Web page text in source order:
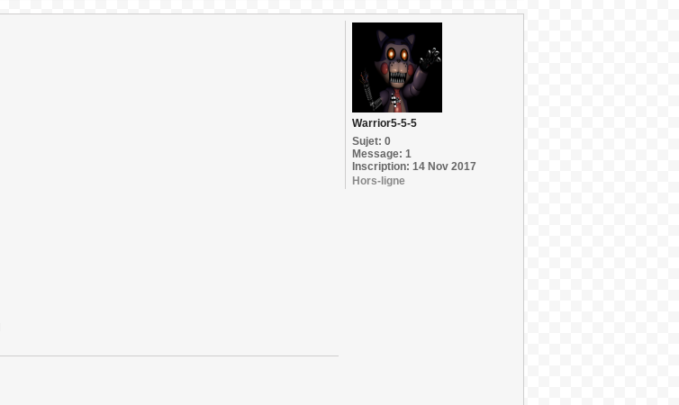
Warrior5-5-5
Sujet: 0
Message: 1
Inscription: 14 Nov 2017
Hors-ligne